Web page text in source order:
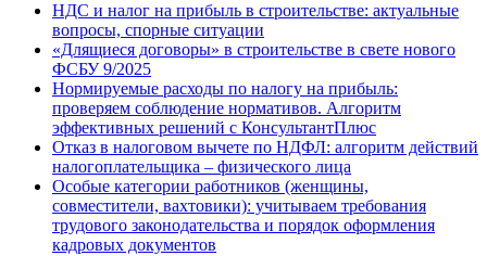
НДС и налог на прибыль в строительстве: актуальные
вопросы, спорные ситуации
«Длящиеся договоры» в строительстве в свете нового
ФСБУ 9/2025
Нормируемые расходы по налогу на прибыль:
проверяем соблюдение нормативов. Алгоритм
эффективных решений с КонсультантПлюс
Отказ в налоговом вычете по НДФЛ: алгоритм действий
налогоплательщика – физического лица
Особые категории работников (женщины,
совместители, вахтовики): учитываем требования
трудового законодательства и порядок оформления
кадровых документов